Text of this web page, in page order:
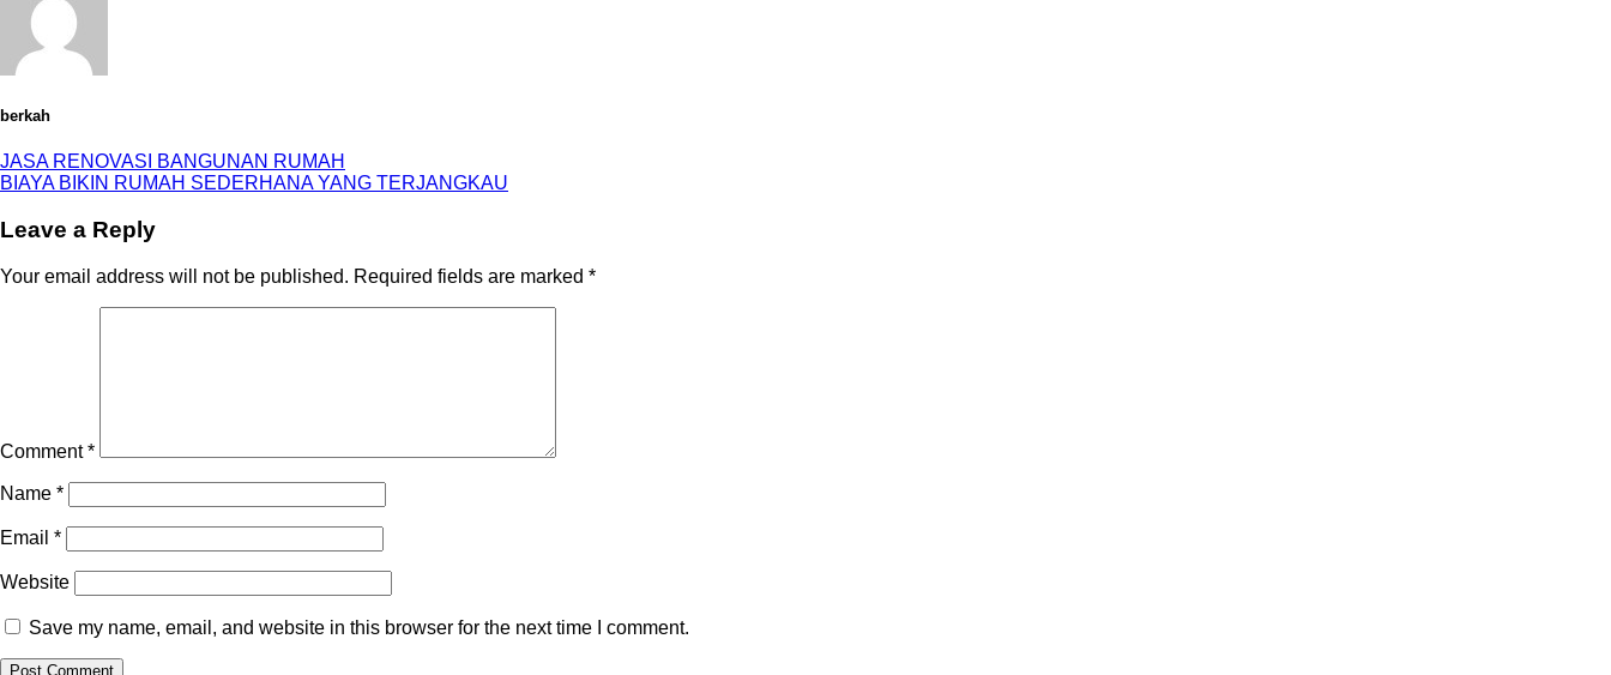
berkah
JASA RENOVASI BANGUNAN RUMAH
BIAYA BIKIN RUMAH SEDERHANA YANG TERJANGKAU
Leave a Reply
Your email address will not be published. Required fields are marked *
Comment*
Name *
Email *
Website
Save my name, email, and website in this browser for the next time I comment.